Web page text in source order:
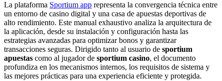
La plataforma Sportium app representa la convergencia técnica entre
un entorno de casino digital y una casa de apuestas deportivas de
alto rendimiento. Este manual exhaustivo analiza la arquitectura de
la aplicación, desde su instalación y configuración hasta las
estrategias avanzadas para optimizar bonos y garantizar
transacciones seguras. Dirigido tanto al usuario de sportium
apuestas como al jugador de sportium casino, el documento
profundiza en los mecanismos internos, los requisitos de sistema y
las mejores prácticas para una experiencia eficiente y protegida.